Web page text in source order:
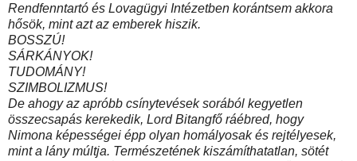
Rendfenntartó és Lovagügyi Intézetben korántsem akkora
hősök, mint azt az emberek hiszik.
BOSSZÚ!
SÁRKÁNYOK!
TUDOMÁNY!
SZIMBOLIZMUS!
De ahogy az apróbb csínytevések sorából kegyetlen
összecsapás kerekedik, Lord Bitangfő ráébred, hogy
Nimona képességei épp olyan homályosak és rejtélyesek,
mint a lány múltja. Természetének kiszámíthatatlan, sötét